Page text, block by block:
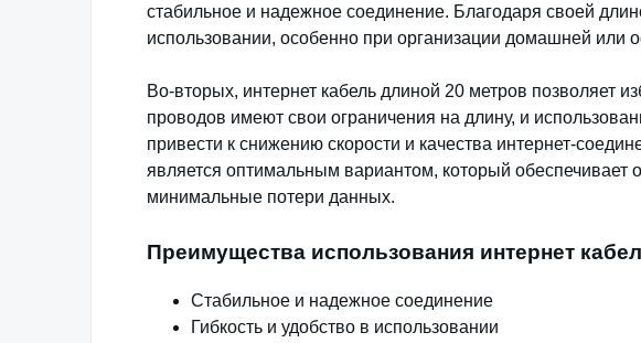
стабильное и надежное соединение. Благодаря своей
использовании, особенно при организации домашней или
Во-вторых, интернет кабель длиной 20 метров позволяет
проводов имеют свои ограничения на длину, и
привести к снижению скорости и качества интернет-
является оптимальным вариантом, который обеспечивает
минимальные потери данных.
Преимущества использования интернет
Стабильное и надежное соединение
Гибкость и удобство в использовании